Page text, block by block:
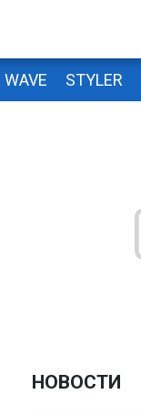
WAVE STYLER
НОВОСТИ